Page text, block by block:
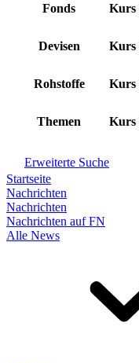
Fonds Kurs
Devisen Kurs
Rohstoffe Kurs
Themen Kurs
Erweiterte Suche
Startseite
Nachrichten
Nachrichten
Nachrichten auf FN
Alle News